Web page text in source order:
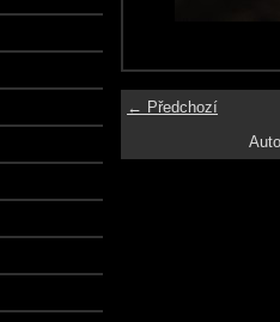
← Předchozí